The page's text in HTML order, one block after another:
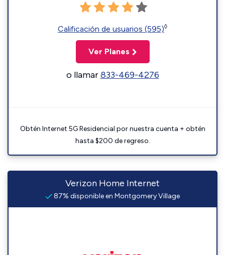
Calificación de usuarios (595)◊
Ver Planes
o llamar833-469-4276
Obtén Internet 5G Residencial por nuestra cuenta + obtén
hasta $200 de regreso.
Verizon Home Internet
87% disponible en Montgomery Village